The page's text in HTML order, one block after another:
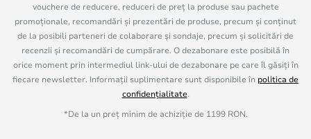
vouchere de reducere, reduceri de preț la produse sau pachete
promoționale, recomandări și prezentări de produse, precum și conținut
de la posibili parteneri de colaborare și sondaje, precum și solicitări de
recenzii și recomandări de cumpărare. O dezabonare este posibilă în
orice moment prin intermediul link-ului de dezabonare pe care îl găsiți în
fiecare newsletter. Informații suplimentare sunt disponibile în politica de
confidențialitate.
*De la un preț minim de achiziție de 1199 RON.